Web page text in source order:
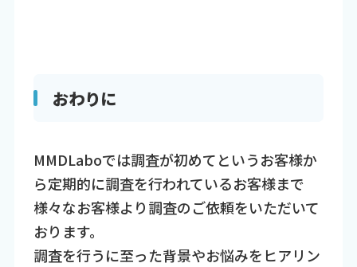
おわりに
MMDLaboでは調査が初めてというお客様か
ら定期的に調査を行われているお客様まで
様々なお客様より調査のご依頼をいただいて
おります。
調査を行うに至った背景やお悩みをヒアリン